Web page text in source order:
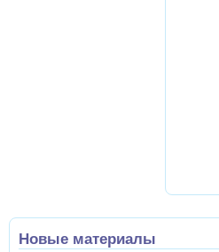
Новые материалы